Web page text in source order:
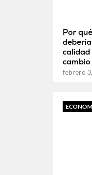
Por
calidad
febrero